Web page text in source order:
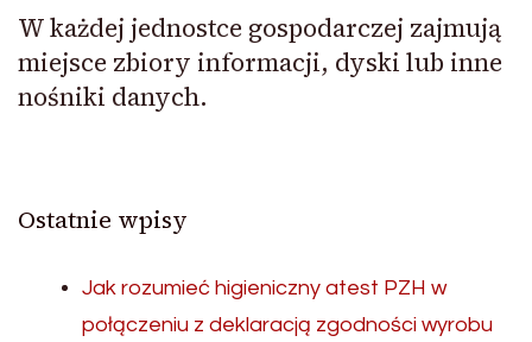
W każdej jednostce gospodarczej zajmują
miejsce zbiory informacji, dyski lub inne
nośniki danych.
Ostatnie wpisy
Jak rozumieć higieniczny atest PZH w
połączeniu z deklaracją zgodności wyrobu